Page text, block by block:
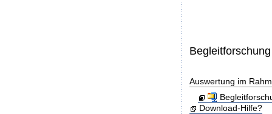
Begleitforschung
Auswertung im
Download-Hilfe?